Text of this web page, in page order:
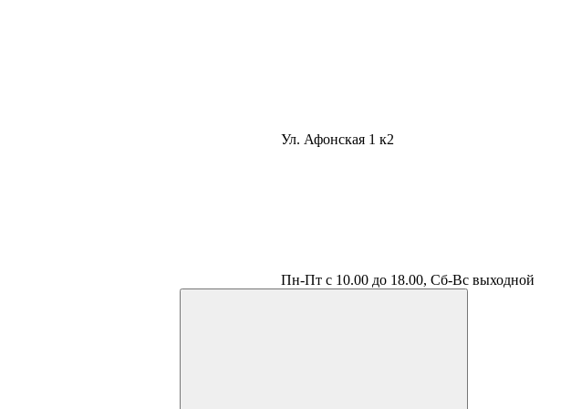
Ул. Афонская 1 к2
Пн-Пт с 10.00 до 18.00, Сб-Вс выходной